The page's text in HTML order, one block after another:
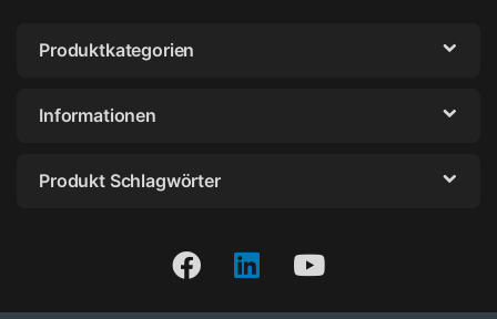
Produktkategorien
Informationen
Produkt Schlagwörter